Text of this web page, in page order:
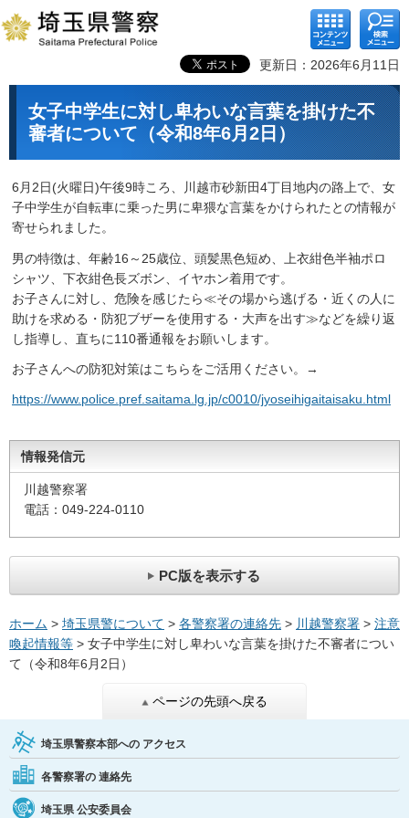
コンテ
ンツメ
ニュー
検索メ
ニュー
更新日：2026年6月11日
女子中学生に対し卑わいな言葉を掛けた不
審者について（令和8年6月2日）
6月2日(火曜日)午後9時ころ、川越市砂新田4丁目地内の路上で、女
子中学生が自転車に乗った男に卑猥な言葉をかけられたとの情報が
寄せられました。
男の特徴は、年齢16～25歳位、頭髪黒色短め、上衣紺色半袖ポロ
シャツ、下衣紺色長ズボン、イヤホン着用です。
お子さんに対し、危険を感じたら≪その場から逃げる・近くの人に
助けを求める・防犯ブザーを使用する・大声を出す≫などを繰り返
し指導し、直ちに110番通報をお願いします。
お子さんへの防犯対策はこちらをご活用ください。→
https://www.police.pref.saitama.lg.jp/c0010/jyoseihigaitaisaku.html
情報発信元
川越警察署
電話：049-224-0110
PC版を表示する
ホーム > 埼玉県警について > 各警察署の連絡先 > 川越警察署 > 注意
喚起情報等 > 女子中学生に対し卑わいな言葉を掛けた不審者につい
て（令和8年6月2日）
ページの先頭へ戻る
埼玉県警察本部への アクセス
各警察署の 連絡先
埼玉県 公安委員会